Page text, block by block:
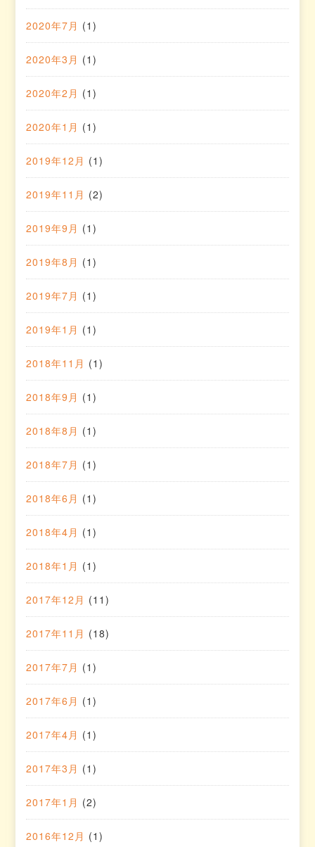
2020年7月 (1)
2020年3月 (1)
2020年2月 (1)
2020年1月 (1)
2019年12月 (1)
2019年11月 (2)
2019年9月 (1)
2019年8月 (1)
2019年7月 (1)
2019年1月 (1)
2018年11月 (1)
2018年9月 (1)
2018年8月 (1)
2018年7月 (1)
2018年6月 (1)
2018年4月 (1)
2018年1月 (1)
2017年12月 (11)
2017年11月 (18)
2017年7月 (1)
2017年6月 (1)
2017年4月 (1)
2017年3月 (1)
2017年1月 (2)
2016年12月 (1)